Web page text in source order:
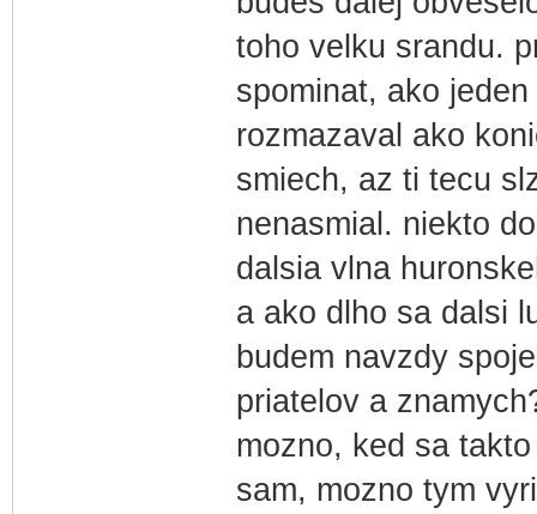
toho velku srandu.
spominat, ako
rozmazaval ako
smiech, az ti tecu
nenasmial. niekto
dalsia vlna
a ako dlho sa dalsi
budem navzdy
priatelov a
mozno, ked sa
sam, mozno tym